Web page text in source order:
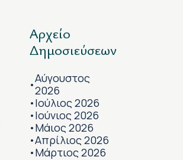
Αρχείο
Δημοσιεύσεων
•Αύγουστος
2026
•Ιούλιος 2026
•Ιούνιος 2026
•Μάιος 2026
•Απρίλιος 2026
•Μάρτιος 2026